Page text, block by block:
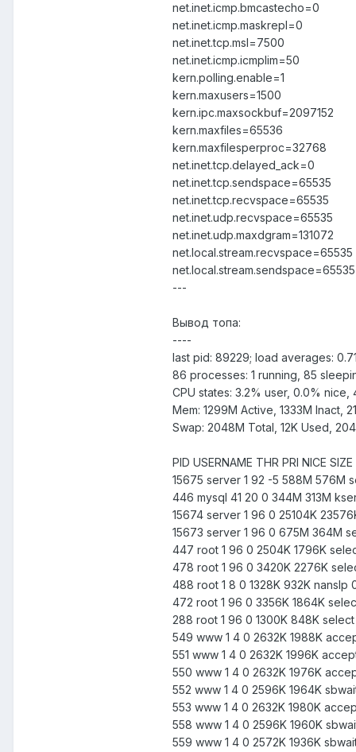
net.inet.icmp.bmcastecho=0
net.inet.icmp.maskrepl=0
net.inet.tcp.msl=7500
net.inet.icmp.icmplim=50
kern.polling.enable=1
kern.maxusers=1500
kern.ipc.maxsockbuf=2097152
kern.maxfiles=65536
kern.maxfilesperproc=32768
net.inet.tcp.delayed_ack=0
net.inet.tcp.sendspace=65535
net.inet.tcp.recvspace=65535
net.inet.udp.recvspace=65535
net.inet.udp.maxdgram=131072
net.local.stream.recvspace=65535
net.local.stream.sendspace=65535
---
Вывод топа:
----
last pid: 89229; load averages:
86 processes: 1 running, 85
CPU states: 3.2% user, 0.0%
Mem: 1299M Active, 1333M Inact,
Swap: 2048M Total, 12K Used,
PID USERNAME THR PRI NICE
15675 server 1 92 -5 588M 576M
446 mysql 41 20 0 344M 313M
15674 server 1 96 0 25104K
15673 server 1 96 0 675M 364M
447 root 1 96 0 2504K 1796K
478 root 1 96 0 3420K 2276K
488 root 1 8 0 1328K 932K nanslp
472 root 1 96 0 3356K 1864K
288 root 1 96 0 1300K 848K
549 www 1 4 0 2632K 1988K
551 www 1 4 0 2632K 1996K
550 www 1 4 0 2632K 1976K
552 www 1 4 0 2596K 1964K
553 www 1 4 0 2632K 1980K
558 www 1 4 0 2596K 1960K
559 www 1 4 0 2572K 1936K